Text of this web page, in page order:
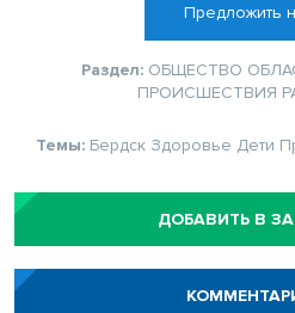
Предложить
Раздел: ОБЩЕСТВО
ПРОИСШЕСТВИЯ
Темы: Бердск Здоровье Дети
ДОБАВИТЬ В